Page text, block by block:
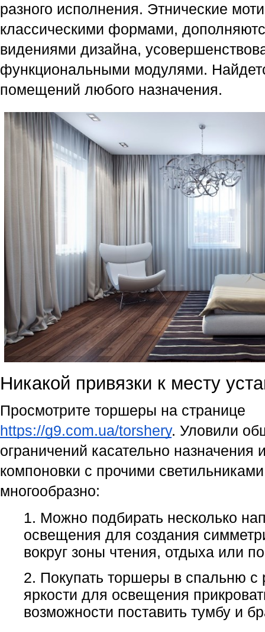
разного исполнения. Этнические
классическими формами,
видениями дизайна,
функциональными модулями.
помещений любого назначения.
Никакой привязки к месту
https://g9.com.ua/torshery. Уловили
ограничений касательно назначения
компоновки с прочими
многообразно:
1. Можно подбирать несколько
освещения для создания
вокруг зоны чтения, отдыха или
2. Покупать торшеры в спальню с
яркости для освещения
возможности поставить тумбу и